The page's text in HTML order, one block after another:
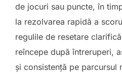
de jocuri sau puncte, în
la rezolvarea rapidă a
regulile de resetare
reîncepe după întreruperi,
și consistență pe parcursul